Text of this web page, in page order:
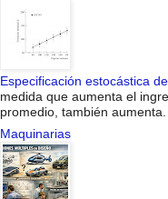
Especificación estocástica
medida que aumenta el
promedio, también
Maquinarias